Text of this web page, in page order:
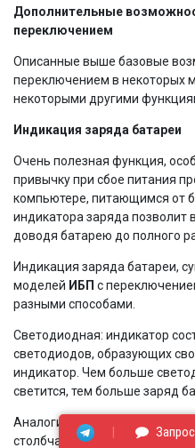
Дополнительные
переключением
Описанные выше базовые
переключением в некоторых
некоторыми другими
Индикация заряда батареи
Очень полезная функция,
привычку при сбое питания
компьютере, питающимся от
индикатора заряда позволит
доводя батарею до полного
Индикация заряда батареи,
моделей ИБП с
разными способами.
Светодиодная: индикатор
светодиодов, образующих
индикатор. Чем больше
светится, тем больше заряд
Аналогичным же образом
столбчатый индикатор